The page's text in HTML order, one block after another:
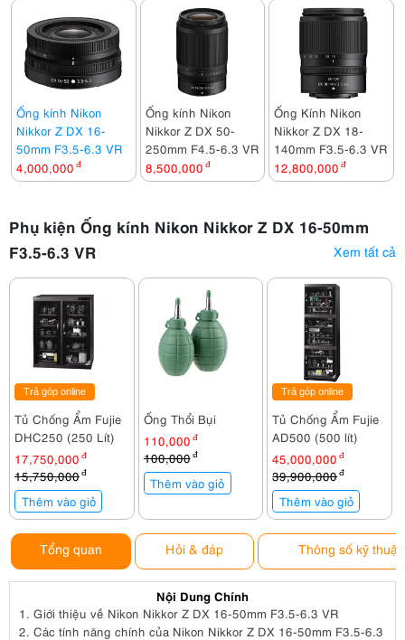
Ống kính Nikon
Nikkor Z DX 16-
50mm F3.5-6.3 VR
4,000,000 đ
Ống kính Nikon
Nikkor Z DX 50-
250mm F4.5-6.3 VR
8,500,000 đ
Ống Kính Nikon
Nikkor Z DX 18-
140mm F3.5-6.3 VR
12,800,000 đ
Phụ kiện Ống kính Nikon Nikkor Z DX 16-50mm
F3.5-6.3 VR
Xem tất cả
Trả góp online
Tủ Chống Ẩm Fujie
DHC250 (250 Lít)
17,750,000 đ
15,750,000đ
Thêm vào giỏ
Ống Thổi Bụi
110,000 đ
100,000 đ
Thêm vào giỏ
Trả góp online
Tủ Chống Ẩm Fujie
AD500 (500 lít)
45,000,000 đ
39,900,000đ
Thêm vào giỏ
Tổng quan Hỏi & đáp Thông số kỹ thuật
Nội Dung Chính
1. Giới thiệu về Nikon Nikkor Z DX 16-50mm F3.5-6.3 VR
2. Các tính năng chính của Nikon Nikkor Z DX 16-50mm F3.5-6.3